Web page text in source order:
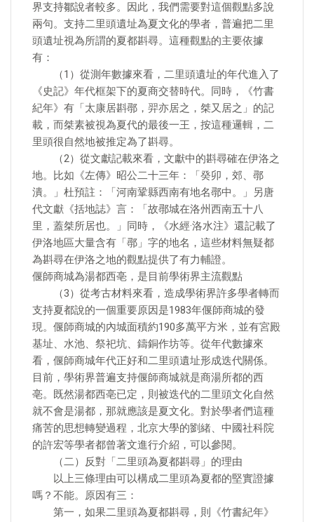
界支持鄒說者較多。因此，我們需要對這個觀點多說
兩句。支持二里頭遺址為夏文化的學者，普遍把二里
頭遺址視為所謂的夏都斟尋。這種觀點的主要依據
有：
（1）從測年數據來看，二里頭遺址的年代進入了
《史記》年代框架下的夏商交替時代。同時，《竹書
紀年》有「太康居斟鄩，羿亦居之，桀又居之」的記
載，而桀素被視為夏代的最後一王，按這種邏輯，二
里頭很自然地被推定為了斟尋。
（2）從文獻記載來看，文獻中的斟尋確在伊洛之
地。比如《左傳》昭公二十三年：「癸卯，郊、鄩
潰。」杜預註：「河南鞏縣西南有地名鄩中。」另唐
代文獻《括地誌》言：「故鄩城在洛州西南五十八
里，蓋桀所居也。」同時，《水經·洛水注》還記載了
伊洛地區大量含有「鄩」字的地名，這些材料無疑都
為斟尋在伊洛之地的觀點提供了有力輔證。
偃師商城為湯都西亳，是目前學術界主流觀點
（3）從考古材料來看，造成學術界許多學者轉而
支持夏都說的一個重要原因是1983年偃師商城的發
現。偃師商城的內城面積約190多萬平方米，並有宮殿
基址、水池、祭祀坑、鑄銅作坊等。從年代數據來
看，偃師商城年代正好和二里頭遺址形成迭代關係。
目前，學術界普遍支持偃師商城就是商湯所都的西
亳。既然湯都西亳已定，則被迭代的二里頭文化自然
就不會是湯都，那就應該是夏文化。對於學者們這種
痛苦的思想轉變過程，北京大學的劉緒、中國社科院
的許宏等學者都曾著文進行介紹，可以參閱。
（二）反對「二里頭為夏都斟尋」的理由
以上三條理由可以構成二里頭為夏都的堅實證據
嗎？不能。原因有三：
第一，如果二里頭為夏都斟尋，則《竹書紀年》